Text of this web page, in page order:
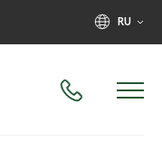
RU